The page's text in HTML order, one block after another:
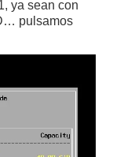
ya sean con
pulsamos